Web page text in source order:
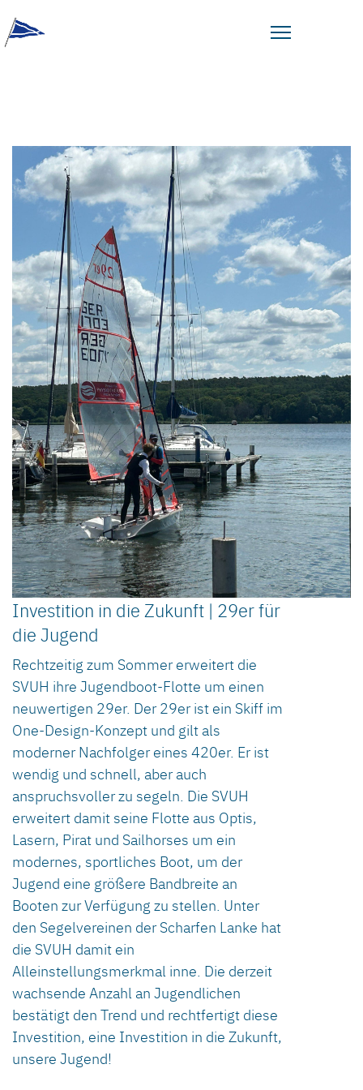
Investition in die Zukunft | 29er für
die Jugend
Rechtzeitig zum Sommer erweitert die
SVUH ihre Jugendboot-Flotte um einen
neuwertigen 29er. Der 29er ist ein Skiff im
One-Design-Konzept und gilt als
moderner Nachfolger eines 420er. Er ist
wendig und schnell, aber auch
anspruchsvoller zu segeln. Die SVUH
erweitert damit seine Flotte aus Optis,
Lasern, Pirat und Sailhorses um ein
modernes, sportliches Boot, um der
Jugend eine größere Bandbreite an
Booten zur Verfügung zu stellen. Unter
den Segelvereinen der Scharfen Lanke hat
die SVUH damit ein
Alleinstellungsmerkmal inne. Die derzeit
wachsende Anzahl an Jugendlichen
bestätigt den Trend und rechtfertigt diese
Investition, eine Investition in die Zukunft,
unsere Jugend!